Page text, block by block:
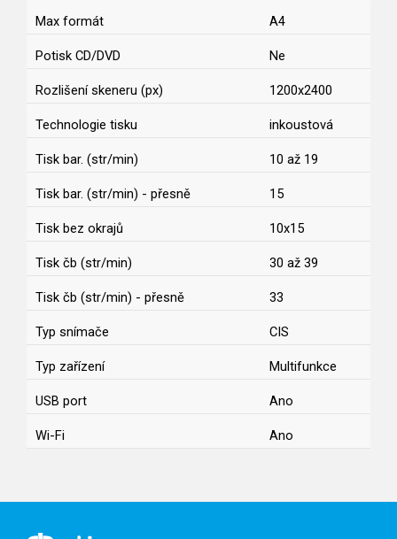
Max formát A4
Potisk CD/DVD Ne
Rozlišení skeneru (px) 1200x2400
Technologie tisku inkoustová
Tisk bar. (str/min) 10 až 19
Tisk bar. (str/min) - přesně 15
Tisk bez okrajů 10x15
Tisk čb (str/min) 30 až 39
Tisk čb (str/min) - přesně 33
Typ snímače CIS
Typ zařízení Multifunkce
USB port Ano
Wi-Fi Ano